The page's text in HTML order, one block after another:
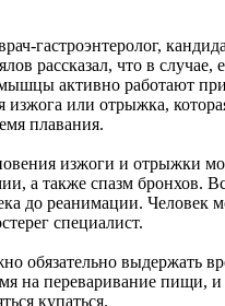
гастроэнтеролог,
рассказал, что в случае,
активно работают
изжога или отрыжка,
плавания.
изжоги и отрыжки
а также спазм бронхов.
до реанимации. Человек
специалист.
обязательно выдержать
на переваривание пищи, и
купаться.